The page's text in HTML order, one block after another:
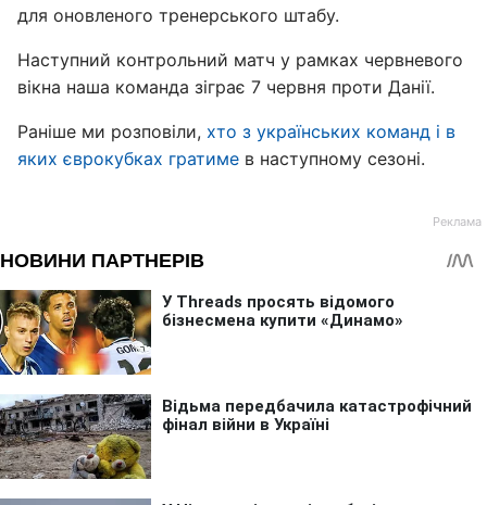
для оновленого тренерського штабу.
Наступний контрольний матч у рамках червневого
вікна наша команда зіграє 7 червня проти Данії.
Раніше ми розповіли, хто з українських команд і в
яких єврокубках гратиме в наступному сезоні.